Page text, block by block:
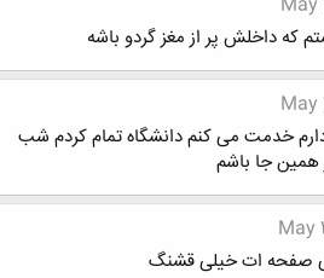
داخلش پر از مغز گردو باشه
May
خدمت می کنم دانشگاه تمام کردم شب
همین جا باشم
May
صفحه ات خیلی قشنگ